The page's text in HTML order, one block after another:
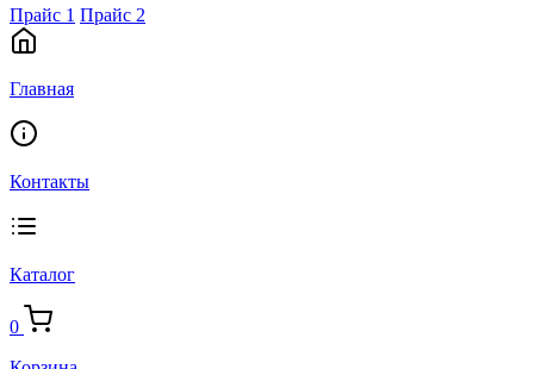
Прайс 1 Прайс 2
Главная
Контакты
Каталог
0